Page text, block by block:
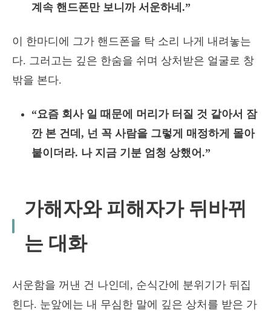
계속 핸드폰만 보니까 서운하네.”
이 한마디에 그가 핸드폰을 탁 소리 나게 내려놓는
다. 그러고는 깊은 한숨을 쉬며 상처받은 얼굴로 창
밖을 본다.
“요즘 회사 일 때문에 머리가 터질 것 같아서 잠
깐 본 건데, 넌 꼭 사람을 그렇게 매정하게 몰아
붙이더라. 나 지금 기분 엄청 상했어.”
가해자와 피해자가 뒤바뀌
는 대화
서운함을 꺼낸 건 나인데, 순식간에 분위기가 뒤집
힌다. 눈앞에는 내 무심한 말에 깊은 상처를 받은 가